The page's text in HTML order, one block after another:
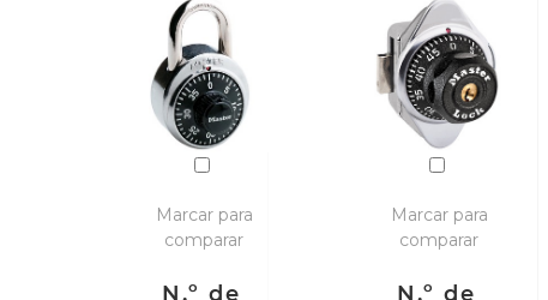
Marcar para
comparar
N.º de
Marcar para
comparar
N.º de